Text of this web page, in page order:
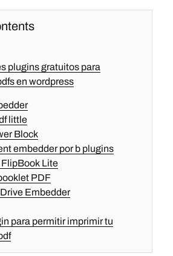
plugins gratuitos para
en wordpress
little
Block
embedder por b plugins
Lite
PDF
Embedder
para permitir imprimir tu